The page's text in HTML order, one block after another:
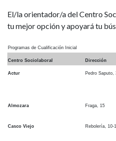
El/la orientador/a del Centro
tu mejor opción y apoyará tu
Programas de Cualificación Inicial
Centro Sociolaboral Dirección
Actur Pedro Saputo,
Almozara Fraga, 15
Casco Viejo Rebolería, 10-